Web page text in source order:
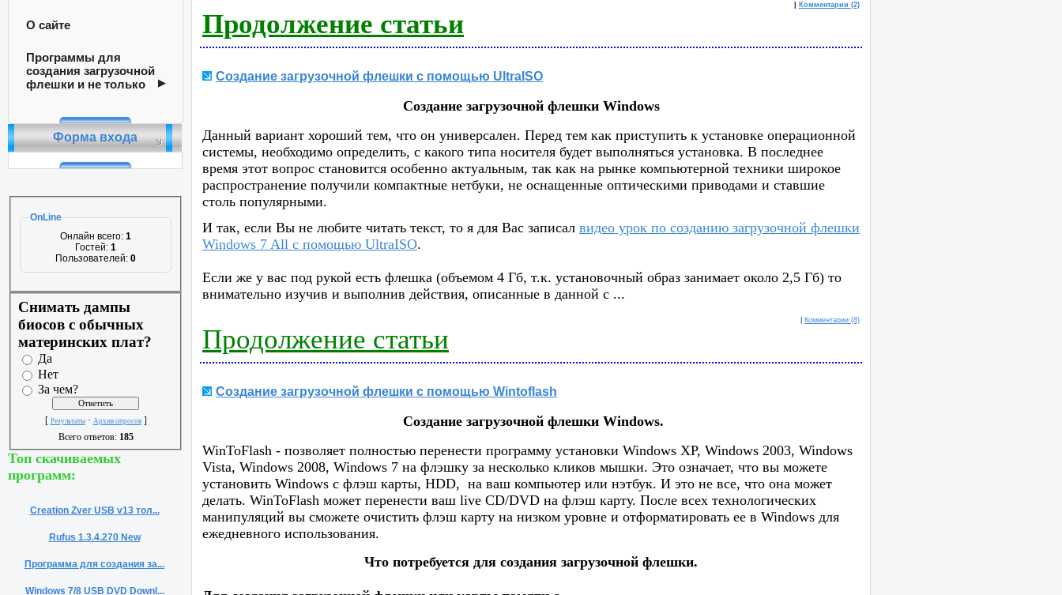
О сайте
Программы для
создания загрузочной
флешки и не только
Форма входа
OnLine
Онлайн всего: 1
Гостей: 1
Пользователей: 0
Снимать дампы
биосов с обычных
материнских плат?
Да
Нет
За чем?
[ Результаты· Архив опросов]
Всего ответов: 185
Топ скачиваемых
программ:
Creation Zver USB v13 тол...
Rufus 1.3.4.270 New
Программа для создания за...
Windows 7/8 USB DVD Downl...
Комментарии (2)
Продолжение статьи
Создание загрузочной флешки с помощью UltraISO
Создание загрузочной флешки Windows
Данный вариант хороший тем, что он универсален. Перед тем как приступить к установке операционной
системы, необходимо определить, с какого типа носителя будет выполняться установка. В последнее
время этот вопрос становится особенно актуальным, так как на рынке компьютерной техники широкое
распространение получили компактные нетбуки, не оснащенные оптическими приводами и ставшие
столь популярными.
И так, если Вы не любите читать текст, то я для Вас записал видео урок по созданию загрузочной флешки
Windows 7 All с помощью UltraISO.
Если же у вас под рукой есть флешка (объемом 4 Гб, т.к. установочный образ занимает около 2,5 Гб) то
внимательно изучив и выполнив действия, описанные в данной с ...
Комментарии (8)
Продолжение статьи
Создание загрузочной флешки с помощью Wintoflash
Создание загрузочной флешки Windows.
WinToFlash - позволяет полностью перенести программу установки Windows XP, Windows 2003, Windows
Vista, Windows 2008, Windows 7 на флэшку за несколько кликов мышки. Это означает, что вы можете
установить Windows с флэш карты, HDD, на ваш компьютер или нэтбук. И это не все, что она может
делать. WinToFlash может перенести ваш live CD/DVD на флэш карту. После всех технологических
манипуляций вы сможете очистить флэш карту на низком уровне и отформатировать ее в Windows для
ежедневного использования.
Что потребуется для создания загрузочной флешки.